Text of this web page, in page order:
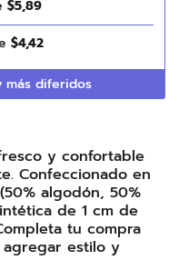
$5,89
$4,42
más diferidos
y confortable
Confeccionado en
algodón, 50%
de 1 cm de
tu compra
estilo y